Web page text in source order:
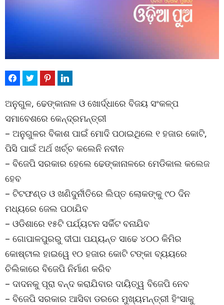
ଅନୁଗୁଳ, ଢେଙ୍କାନାଳ ଓ ଖୋର୍ଦ୍ଧାରେ ବିଜୟ ସଂକଳ୍ପ
ସମାବେଶରେ କେନ୍ଦ୍ରମନ୍ତ୍ରୀ
– ଅନୁଗୁଳର ବିକାଶ ପାଇଁ ମୋଦି ପଠାଇଥିଲେ ୧ ହଜାର କୋଟି,
ପିସି ପାଇଁ ଅର୍ଥ ଖର୍ଚ୍ଚ କଲେନି ନବୀନ
– ବିଜେପି ସରକାର ହେଲେ ଢେଙ୍କାନାଳରେ ମେଡିକାଲ କଲେଜ
ହେବ
– ଟିଟଫଣ୍ଡ ଓ ଖଣିଦୁର୍ନୀତିରେ ଲିପ୍ତ ଲୋକଙ୍କୁ ୯୦ ଦିନ
ମଧ୍ୟରେ ଜେଲ ପଠାଯିବ
– ଓଡିଶାରେ ୧୫ଟି ପର୍ଯ୍ୟଟନ ସର୍କିଟ ବନାଯିବ
– ଗୋପାଳପୁରରୁ ଦୀଘା ପଯ୍ୟନ୍ତ ସାଢେ ୪୦୦ କିମିର
କୋଷ୍ଟାଲ ହାଇୱେ ୧୦ ହଜାର କୋଟି ଟଙ୍କା ବ୍ୟୟରେ
ଚିଲିକାରେ ବିଜେପି ନିର୍ମାଣ କରିବ
– ଦାଦନକୁ ପୂରା ବନ୍ଦ କରାଯିବାର ଦାୟିତ୍ୱ ବିଜେପି ନେବ
– ବିଜେପି ସରକାର ଆସିବା ଡରରେ ମୁଖ୍ୟମନ୍ତ୍ରୀ ହିଂସାକୁ